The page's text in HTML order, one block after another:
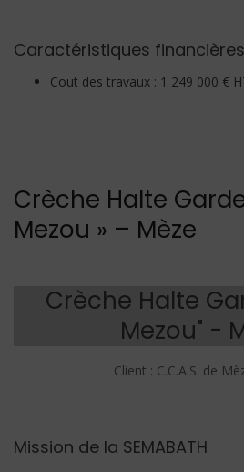
Caractéristiques financières
Cout des travaux : 1 249 000 €
Crèche Halte
Mezou » – Mèze
Crèche Halte
Mezou" -
Client : C.C.A.S. de
Mission de la SEMABATH